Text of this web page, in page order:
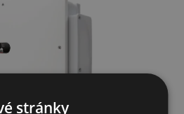
stránky